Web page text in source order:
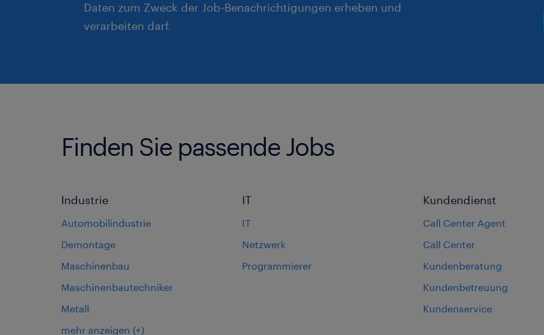
Daten zum Zweck der Job-Benachrichtigungen erheben und
verarbeiten darf.
Finden Sie passende Jobs
Industrie
Automobilindustrie
Demontage
Maschinenbau
Maschinenbautechniker
Metall
mehr anzeigen (+)
IT
IT
Netzwerk
Programmierer
Kundendienst
Call Center Agent
Call Center
Kundenberatung
Kundenbetreuung
Kundenservice